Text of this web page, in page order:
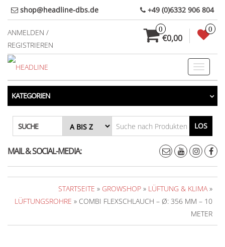
Direkt
zum
Inhalt
shop@headline-dbs.de +49 (0)6332 906 804
ANMELDEN /
REGISTRIEREN
0
€0,00
0
Toggle
KATEGORIEN
SUCHE LOS
MAIL & SOCIAL-MEDIA:
STARTSEITE » GROWSHOP » LÜFTUNG & KLIMA»
LÜFTUNGSROHRE » COMBI FLEXSCHLAUCH – Ø: 356 MM – 10
METER